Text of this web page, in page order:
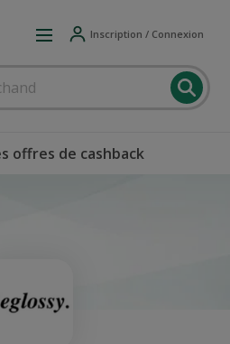
Inscription / Connexion
offres de cashback